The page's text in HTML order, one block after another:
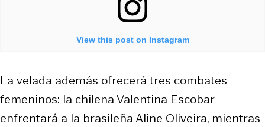
View this post on Instagram
La velada además ofrecerá tres combates
femeninos: la chilena Valentina Escobar
enfrentará a la brasileña Aline Oliveira, mientras